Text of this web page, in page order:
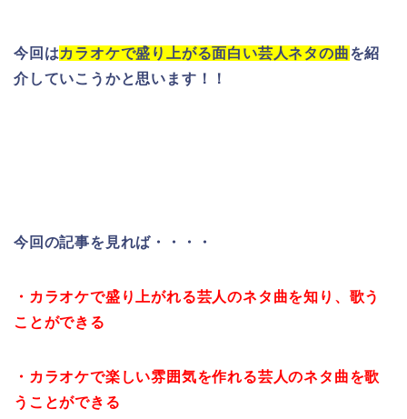
今回はカラオケで盛り上がる面白い芸人ネタの曲を紹
介していこうかと思います！！
今回の記事を見れば・・・・
・カラオケで盛り上がれる芸人のネタ曲を知り、歌う
ことができる
・カラオケで楽しい雰囲気を作れる芸人のネタ曲を歌
うことができる